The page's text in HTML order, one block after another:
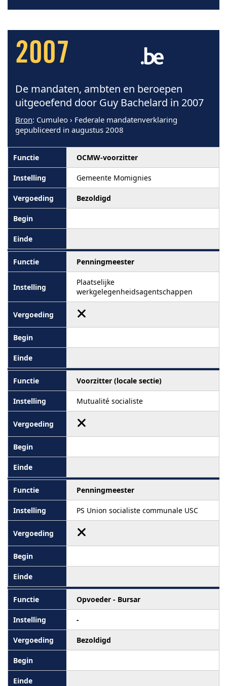
2007
De mandaten, ambten en beroepen
uitgeoefend door Guy Bachelard in 2007
Bron: Cumuleo › Federale mandatenverklaring
gepubliceerd in augustus 2008
OCMW-voorzitter
Gemeente Momignies
Bezoldigd
Penningmeester
Plaatselijke
werkgelegenheidsagentschappen
Voorzitter (locale sectie)
Mutualité socialiste
Penningmeester
PS Union socialiste communale USC
Opvoeder - Bursar
-
Bezoldigd